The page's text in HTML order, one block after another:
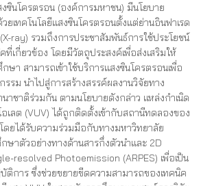
ครตรอน (องค์การมหาชน) มีนโยบาย
ยเทคโนโลยีแสงซินโครตรอนตั้งแต่ย่านอินฟาเรด
ray) รวมถึงการประชาสัมพันธ์การใช้ประโยชน์
ที่เกี่ยวข้อง โดยมีวัตถุประสงค์เพื่อส่งเสริมให้
ษา สามารถเข้าใช้บริการแสงซินโครตรอนเพื่อ
รม นำไปสู่การสร้างสรรค์ผลงานวิจัยทาง
นาชาติร่วมกัน ตามนโยบายดังกล่าว แหล่งกำเนิด
เลต (VUV) ได้ถูกติดตั้งเข้ากับสถานีทดลองของ
ดยได้รับความร่วมมือกับทางมหาวิทยาลัย
ษาตัวอย่างทางด้านสารกึ่งตัวนำและ 2D
resolved Photoemission (ARPES) เพื่อเป็น
ติการ ซึ่งช่วยขยายขีดความสามารถของเทคนิค